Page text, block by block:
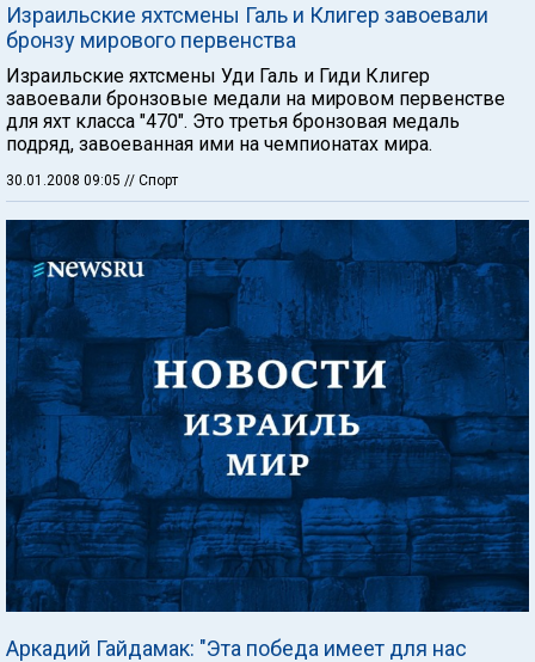
Израильские яхтсмены Галь и Клигер завоевали
бронзу мирового первенства
Израильские яхтсмены Уди Галь и Гиди Клигер
завоевали бронзовые медали на мировом первенстве
для яхт класса "470". Это третья бронзовая медаль
подряд, завоеванная ими на чемпионатах мира.
30.01.2008 09:05 // Спорт
Аркадий Гайдамак: "Эта победа имеет для нас